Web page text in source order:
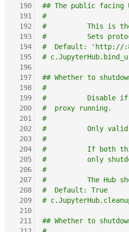
190
191
192
193
194
195
196
197
198
199
200
201
202
203
204
205
206
207
208
209
210
211
## The public facing
#
#          This is the
#          Sets
#  Default: 'http://
#
## Whether to
#
#          Disable if
#  proxy running.
#
#          Only valid
#
#          If both this
#          only
#
#          The Hub
#  Default: True
#
## Whether to